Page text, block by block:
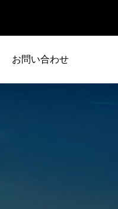
お問い合わせ